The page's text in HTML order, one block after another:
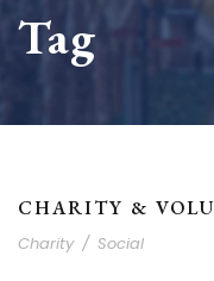
Tag
CHARITY &
Charity / Social